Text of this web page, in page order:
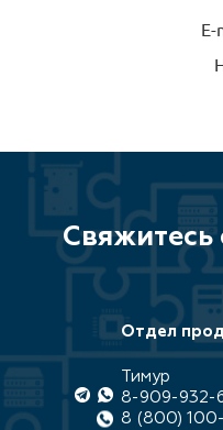
E-
Свяжитесь
Отдел
Тимур
8-909-932-
8 (800)